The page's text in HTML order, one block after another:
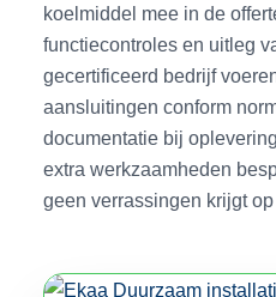
koelmiddel mee in de
functiecontroles en uitleg
gecertificeerd bedrijf
aansluitingen conform
documentatie bij
extra werkzaamheden
geen verrassingen krijgt op